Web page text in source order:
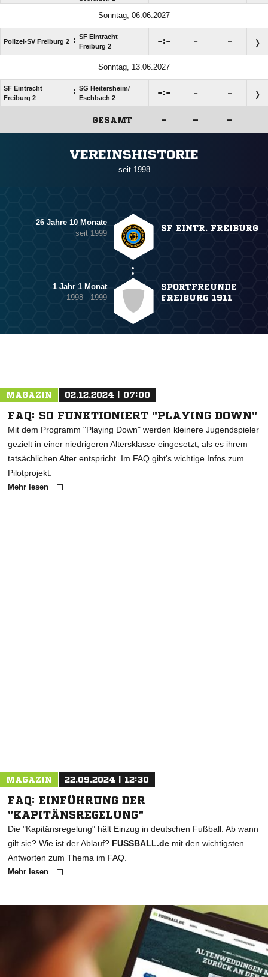
Sonntag, 06.06.2027
Polizei-SV Freiburg 2 : SF Eintracht
Freiburg 2
: – –
Sonntag, 13.06.2027
SF Eintracht
Freiburg 2
: SG Heitersheim/​
Eschbach 2
: – –
GESAMT – – –
VEREINSHISTORIE
seit 1998
26 Jahre 10 Monate
seit 1999
SF EINTR. FREIBURG
1 Jahr 1 Monat
1998 - 1999
SPORTFREUNDE
FREIBURG 1911
MAGAZIN 02.12.2024 | 07:00
FAQ: SO FUNKTIONIERT "PLAYING DOWN"
Mit dem Programm "Playing Down" werden kleinere Jugendspieler
gezielt in einer niedrigeren Altersklasse eingesetzt, als es ihrem
tatsächlichen Alter entspricht. Im FAQ gibt's wichtige Infos zum
Pilotprojekt.
Mehr lesen
MAGAZIN 22.09.2024 | 12:30
FAQ: EINFÜHRUNG DER
"KAPITÄNSREGELUNG"
Die "Kapitänsregelung" hält Einzug in deutschen Fußball. Ab wann
gilt sie? Wie ist der Ablauf? FUSSBALL.de mit den wichtigsten
Antworten zum Thema im FAQ.
Mehr lesen